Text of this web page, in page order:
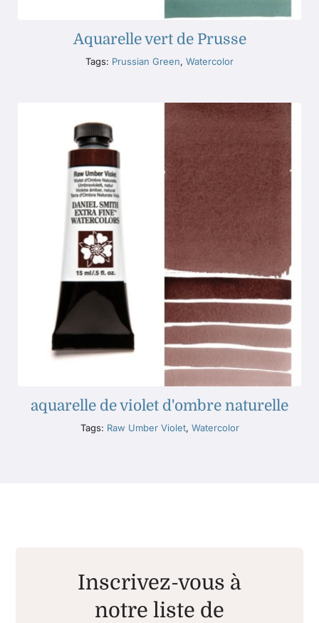
Aquarelle vert de Prusse
Tags: Prussian Green, Watercolor
aquarelle de violet d'ombre naturelle
Tags: Raw Umber Violet, Watercolor
Inscrivez-vous à
notre liste de